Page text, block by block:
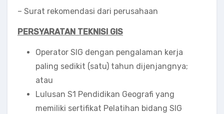
– Surat rekomendasi dari perusahaan
PERSYARATAN TEKNISI GIS
Operator SIG dengan pengalaman kerja
paling sedikit (satu) tahun dijenjangnya;
atau
Lulusan S1 Pendidikan Geografi yang
memiliki sertifikat Pelatihan bidang SIG